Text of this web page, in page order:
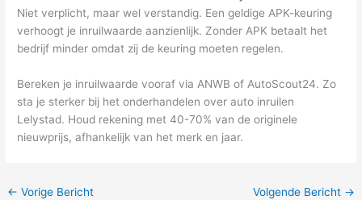
Niet verplicht, maar wel verstandig. Een geldige APK-keuring
verhoogt je inruilwaarde aanzienlijk. Zonder APK betaalt het
bedrijf minder omdat zij de keuring moeten regelen.
Bereken je inruilwaarde vooraf via ANWB of AutoScout24. Zo
sta je sterker bij het onderhandelen over auto inruilen
Lelystad. Houd rekening met 40-70% van de originele
nieuwprijs, afhankelijk van het merk en jaar.
← Vorige Bericht Volgende Bericht →